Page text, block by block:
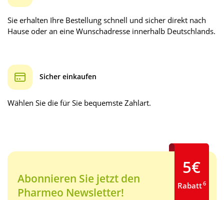
Sie erhalten Ihre Bestellung schnell und sicher direkt nach
Hause oder an eine Wunschadresse innerhalb Deutschlands.
Sicher einkaufen
Wählen Sie die für Sie bequemste Zahlart.
Abonnieren Sie jetzt den
Pharmeo Newsletter!
5€
Rabatt6